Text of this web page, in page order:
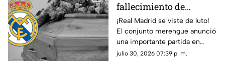
fallecimiento de
jugador del Real
Madrid tras cirugía de
cabeza; ¿Quién era?
¡Real Madrid se viste de luto!
El conjunto merengue anunció
una importante partida en
redes sociales. Conoce los
julio 30, 2026 07:39 p. m.